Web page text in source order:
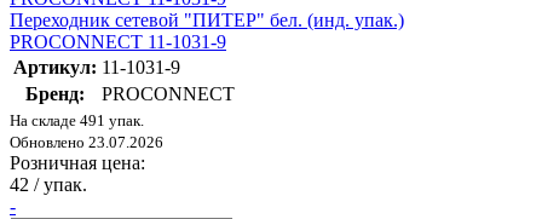
Переходник сетевой "ПИТЕР" бел. (инд. упак.)
PROCONNECT 11-1031-9
Артикул: 11-1031-9
Бренд:
PROCONNECT
На складе 491 упак.
Обновлено 23.07.2026
Розничная цена:
42 / упак.
-